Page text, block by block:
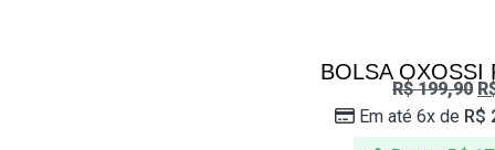
BOLSA OXOSSI
R$199,90
Em até 6x de R$